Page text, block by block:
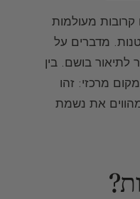
מעולמות
מדברים על
לתיאור בושם. בין
מרכזי: זהו
את נשמת